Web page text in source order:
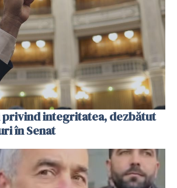
integritatea, dezbătut
în Senat